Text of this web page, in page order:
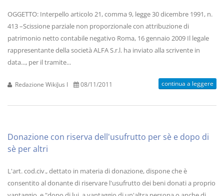
OGGETTO: Interpello articolo 21, comma 9, legge 30 dicembre 1991, n.
413 –Scissione parziale non proporzionale con attribuzione di
patrimonio netto contabile negativo Roma, 16 gennaio 2009 Il legale
rappresentante della società ALFA S.r.l. ha inviato alla scrivente in
data..., per il tramite...
Redazione WikiJus I 08/11/2011 continua a leggere
Donazione con riserva dell'usufrutto per sè e dopo di
sè per altri
L'art. cod.civ., dettato in materia di donazione, dispone che è
consentito al donante di riservare l'usufrutto dei beni donati a proprio